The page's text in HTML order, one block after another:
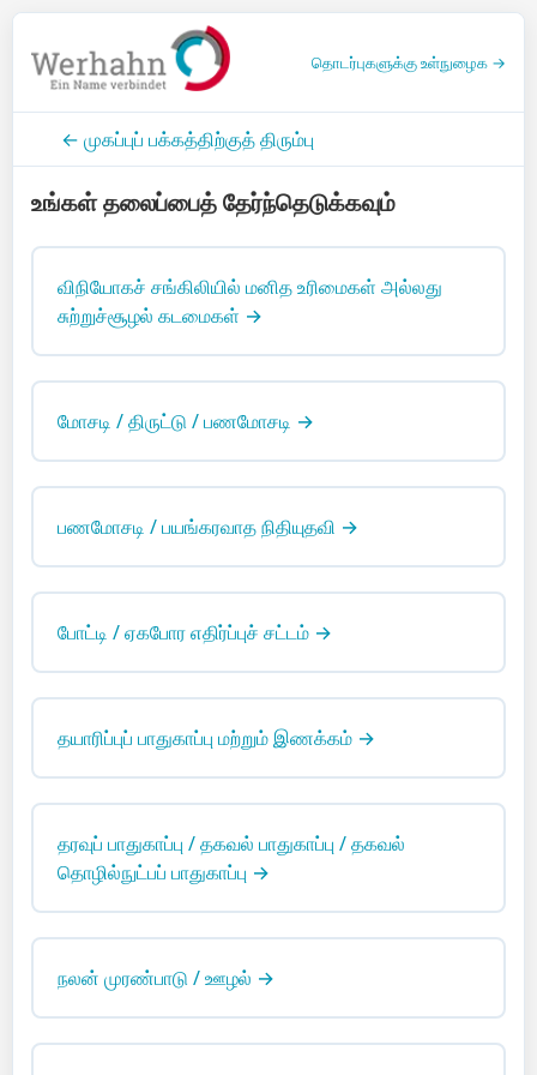
தொடர்புகளுக்கு உள்நுழைக →
← முகப்புப் பக்கத்திற்குத் திரும்பு
உங்கள் தலைப்பைத் தேர்ந்தெடுக்கவும்
விநியோகச் சங்கிலியில் மனித உரிமைகள் அல்லது
சுற்றுச்சூழல் கடமைகள் →
மோசடி / திருட்டு / பணமோசடி →
பணமோசடி / பயங்கரவாத நிதியுதவி →
போட்டி / ஏகபோர எதிர்ப்புச் சட்டம் →
தயாரிப்புப் பாதுகாப்பு மற்றும் இணக்கம் →
தரவுப் பாதுகாப்பு / தகவல் பாதுகாப்பு / தகவல்
தொழில்நுட்பப் பாதுகாப்பு →
நலன் முரண்பாடு / ஊழல் →